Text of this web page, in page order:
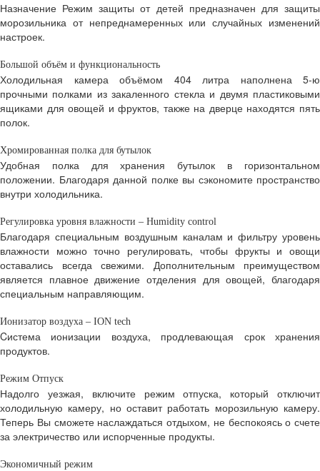
Назначение Режим защиты от детей предназначен для защиты
морозильника от непреднамеренных или случайных изменений
настроек.
Большой объём и функциональность
Холодильная камера объёмом 404 литра наполнена 5-ю
прочными полками из закаленного стекла и двумя пластиковыми
ящиками для овощей и фруктов, также на дверце находятся пять
полок.
Хромированная полка для бутылок
Удобная полка для хранения бутылок в горизонтальном
положении. Благодаря данной полке вы сэкономите пространство
внутри холодильника.
Регулировка уровня влажности – Humidity control
Благодаря специальным воздушным каналам и фильтру уровень
влажности можно точно регулировать, чтобы фрукты и овощи
оставались всегда свежими. Дополнительным преимуществом
является плавное движение отделения для овощей, благодаря
специальным направляющим.
Ионизатор воздуха – ION tech
Cистема ионизации воздуха, продлевающая срок хранения
продуктов.
Режим Отпуск
Надолго уезжая, включите режим отпуска, который отключит
холодильную камеру, но оставит работать морозильную камеру.
Теперь Вы сможете наслаждаться отдыхом, не беспокоясь о счете
за электричество или испорченные продукты.
Экономичный режим